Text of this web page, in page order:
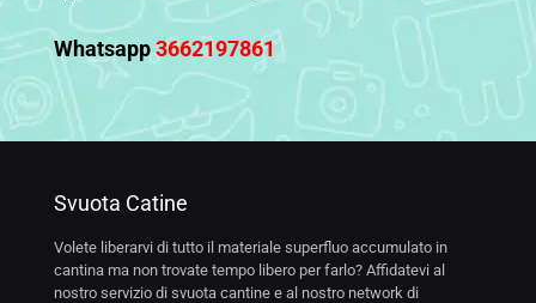
Whatsapp3662197861
Svuota Catine
Volete liberarvi di tutto il materiale superfluo accumulato in
cantina ma non trovate tempo libero per farlo? Affidatevi al
nostro servizio di svuota cantine e al nostro network di